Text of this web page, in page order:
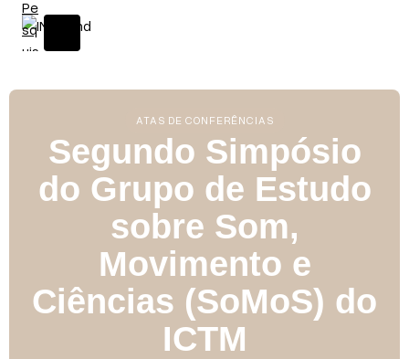
ATAS DE CONFERÊNCIAS
Segundo Simpósio
do Grupo de Estudo
sobre Som,
Movimento e
Ciências (SoMoS) do
ICTM